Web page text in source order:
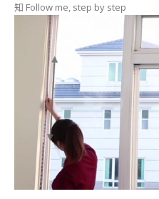
知 Follow me, step by step